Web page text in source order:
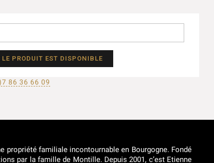
PRODUIT EST DISPONIBLE
86 36 66 09
propriété familiale incontournable en Bourgogne. Fondé
par la famille de Montille. Depuis 2001, c’est Etienne